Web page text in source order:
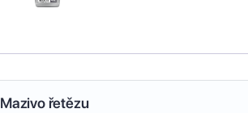
Mazivo řetězu